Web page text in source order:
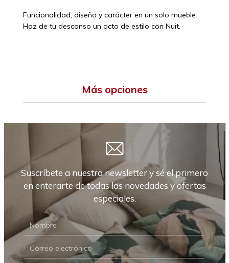
Funcionalidad, diseño y carácter en un solo mueble.
Haz de tu descanso un acto de estilo con Nuit.
Más opciones
Suscríbete a nuestra newsletter y sé el primero
en enterarte de todas las novedades y ofertas
especiales.
NEWSLETTER
CARRIÓN